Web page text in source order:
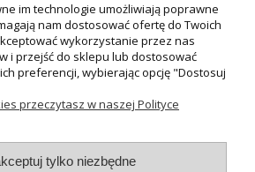
internetowy Shoper.pl
im technologie umożliwiają poprawne
nam dostosować ofertę do Twoich
wykorzystanie przez nas
i przejść do sklepu lub dostosować
preferencji, wybierając opcję "Dostosuj
przeczytasz w naszej Polityce
tylko niezbędne